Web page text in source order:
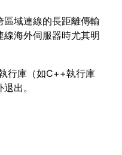
域連線的長距離傳輸
海外伺服器時尤其明
行庫（如C++執行庫
出。